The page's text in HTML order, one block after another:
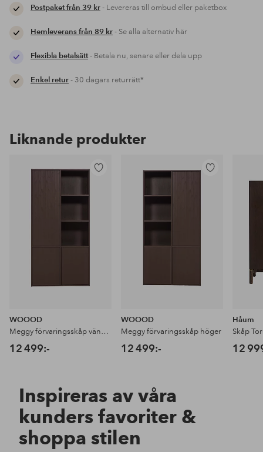
Postpaket från 39 kr- Levereras till ombud eller paketbox
Hemleverans från 89 kr- Se alla alternativ här
Flexibla betalsätt- Betala nu, senare eller dela upp
Enkel retur- 30 dagars returrätt*
Liknande produkter
WOOOD
Meggy förvaringsskåp vänster
12 499:-
WOOOD
Meggy förvaringsskåp höger
12 499:-
Håum
Skåp
12
Inspireras av våra
kunders favoriter &
shoppa stilen